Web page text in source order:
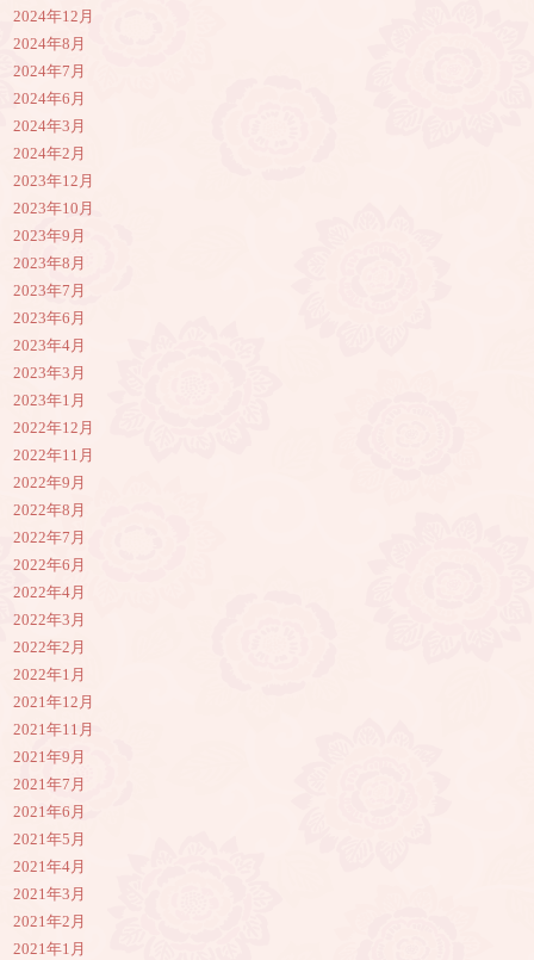
2024年12月
2024年8月
2024年7月
2024年6月
2024年3月
2024年2月
2023年12月
2023年10月
2023年9月
2023年8月
2023年7月
2023年6月
2023年4月
2023年3月
2023年1月
2022年12月
2022年11月
2022年9月
2022年8月
2022年7月
2022年6月
2022年4月
2022年3月
2022年2月
2022年1月
2021年12月
2021年11月
2021年9月
2021年7月
2021年6月
2021年5月
2021年4月
2021年3月
2021年2月
2021年1月